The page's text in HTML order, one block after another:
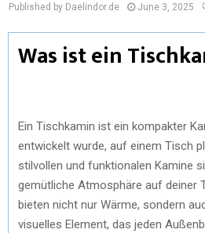
Published by Daelindor.de June 3, 2025
Was ist ein
Ein Tischkamin ist ein kompakter
entwickelt wurde, auf einem Tisch
stilvollen und funktionalen Kamine
gemütliche Atmosphäre auf deiner
bieten nicht nur Wärme, sondern
visuelles Element, das jeden